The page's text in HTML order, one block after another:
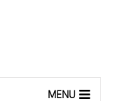
MENU